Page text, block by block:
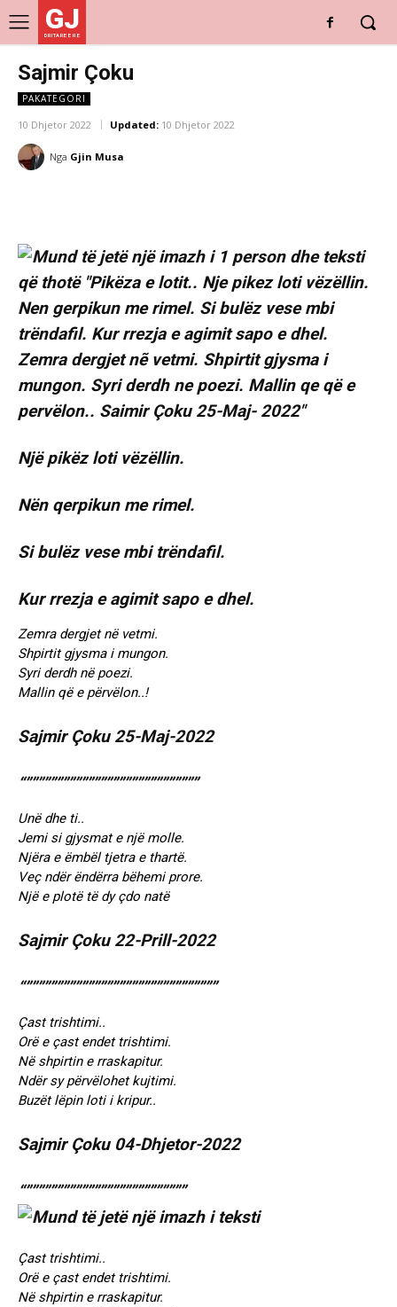
GJ
DRITARE E RE
Sajmir Çoku
PAKATEGORI
10 Dhjetor 2022 Updated: 10 Dhjetor 2022
Nga Gjin Musa
Një pikëz loti vëzëllin.
Nën qerpikun me rimel.
Si bulëz vese mbi trëndafil.
Kur rrezja e agimit sapo e dhel.
Zemra dergjet në vetmi.
Shpirtit gjysma i mungon.
Syri derdh në poezi.
Mallin që e përvëlon..!
Sajmir Çoku 25-Maj-2022
“””””””””””””””””””””””””””””
Unë dhe ti..
Jemi si gjysmat e një molle.
Njëra e ëmbël tjetra e thartë.
Veç ndër ëndërra bëhemi prore.
Një e plotë të dy çdo natë
Sajmir Çoku 22-Prill-2022
“”””””””””””””””””””””””””””””””
Çast trishtimi..
Orë e çast endet trishtimi.
Në shpirtin e rraskapitur.
Ndër sy përvëlohet kujtimi.
Buzët lëpin loti i kripur..
Sajmir Çoku 04-Dhjetor-2022
“””””””””””””””””””””””””””
Çast trishtimi..
Orë e çast endet trishtimi.
Në shpirtin e rraskapitur.